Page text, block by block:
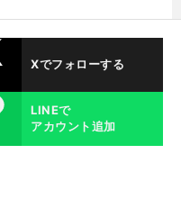
Xでフォローする
LINEで
アカウント追加